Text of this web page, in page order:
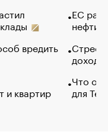
вредить
и квартир
ЕС
нефти
Что
для